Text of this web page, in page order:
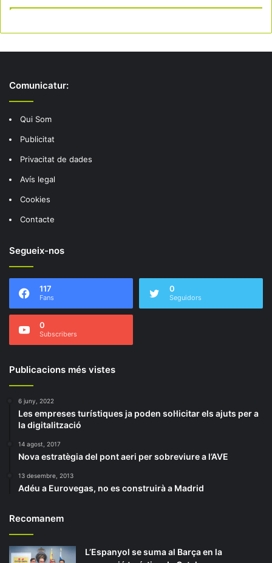
Comunicatur:
Qui Som
Publicitat
Privacitat de dades
Avís legal
Cookies
Contacte
Segueix-nos
117
Fans
0
Seguidors
0
Subscribers
Publicacions més vistes
6 juny, 2022
Les empreses turístiques ja poden sol·licitar els ajuts per a
la digitalització
14 agost, 2017
Nova estratègia del pont aeri per sobreviure a l’AVE
13 desembre, 2013
Adéu a Eurovegas, no es construirà a Madrid
Recomanem
L’Espanyol se suma al Barça en la